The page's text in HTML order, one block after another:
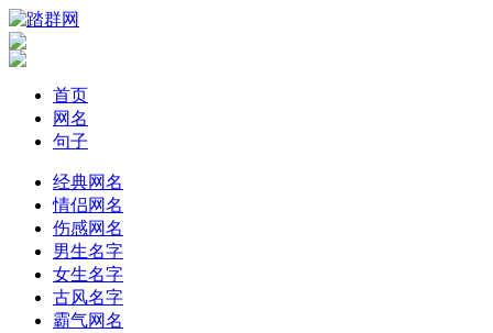
首页
网名
句子
经典网名
情侣网名
伤感网名
男生名字
女生名字
古风名字
霸气网名